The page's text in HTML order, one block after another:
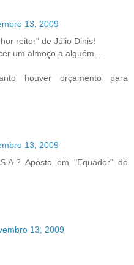
13, 2009
reitor" de Júlio Dinis!
um almoço a alguém...
houver orçamento para
13, 2009
Aposto em "Equador" do
13, 2009